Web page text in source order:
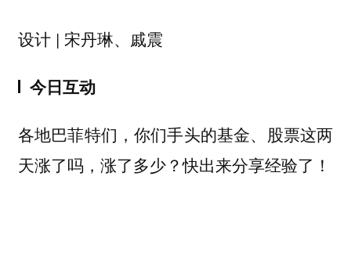
设计 | 宋丹琳、戚震
今日互动
各地巴菲特们，你们手头的基金、股票这两
天涨了吗，涨了多少？快出来分享经验了！